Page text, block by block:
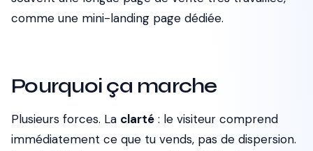
comme une mini-landing page dédiée.
Pourquoi ça marche
Plusieurs forces. La clarté : le visiteur comprend
immédiatement ce que tu vends, pas de dispersion.